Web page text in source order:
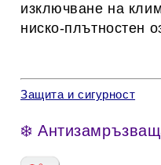
изключване на
ниско-плътностен
Защита и сигурност
❄️